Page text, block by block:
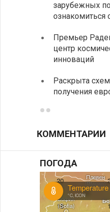
зарубежных
ознакомиться
Премьер
центр
инноваций
Раскрыта
получения
КОММЕНТАРИИ
ПОГОДА